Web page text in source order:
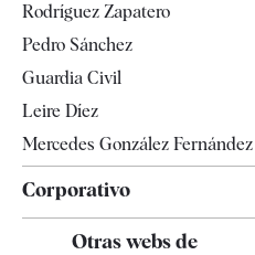
Televisión
Rodríguez Zapatero
Pedro Sánchez
Guardia Civil
Leire Díez
Mercedes González Fernández
Corporativo
Contacto
Otras webs de